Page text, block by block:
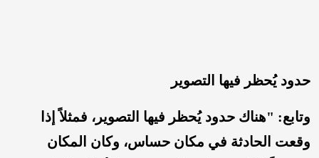
حدود يُحظر فيها التصوير
وتابع: "هناك حدود يُحظر فيها التصوير، فمثلاً إذا
وقعت الحادثة في مكان حساس، وكان المكان